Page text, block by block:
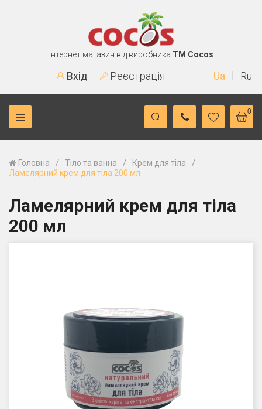
Інтернет магазин від виробника TM Cocos
Вхід Реєстрація Ua Ru
0
Головна / Тіло та ванна / Крем для тіла /
Ламелярний крем для тіла 200 мл
Ламелярний крем для тіла
200 мл